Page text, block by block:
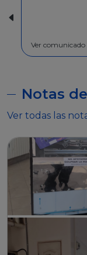
Ver
Notas
Ver todas las